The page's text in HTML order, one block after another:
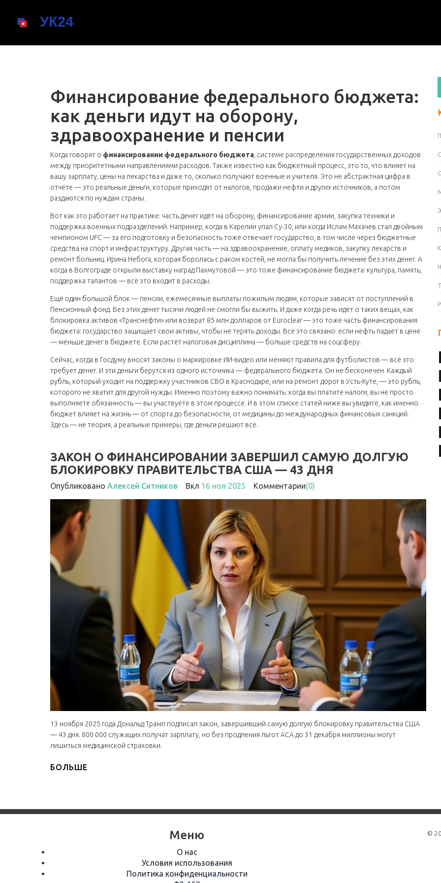
Финансирование федерального бюджета:
как деньги идут на оборону,
здравоохранение и пенсии
Когда говорят о финансировании федерального бюджета системе распределения государственных доходов
между приоритетными направлениями расходов. Также известно как бюджетный процесс , это то, что влияет на
вашу зарплату, цены на лекарства и даже то, сколько получают военные и учителя. Это не абстрактная цифра в
отчёте — это реальные деньги, которые приходят от налогов, продажи нефти и других источников, а потом
раздаются по нуждам страны.
Вот как это работает на практике: часть денег идёт на оборону финансирование армии, закупка техники и
поддержка военных подразделений. Например, когда в Карелии упал Су-30, или когда Ислам Махачев стал двойным
чемпионом UFC — за его подготовку и безопасность тоже отвечает государство, в том числе через бюджетные
средства на спорт и инфраструктуру. Другая часть — на здравоохранение оплату медиков, закупку лекарств и
ремонт больниц. Ирина Небога, которая боролась с раком костей, не могла бы получить лечение без этих денег. А
когда в Волгограде открыли выставку наград Пахмутовой — это тоже финансирование бюджета: культура, память,
поддержка талантов — всё это входит в расходы.
Ещё один большой блок — пенсии ежемесячные выплаты пожилым людям, которые зависят от поступлений в
Пенсионный фонд. Без этих денег тысячи людей не смогли бы выжить. И даже когда речь идёт о таких вещах, как
блокировка активов «Транснефти» или возврат 85 млн долларов от Euroclear — это тоже часть финансирования
бюджета: государство защищает свои активы, чтобы не терять доходы. Всё это связано: если нефть падает в цене
— меньше денег в бюджете. Если растёт налоговая дисциплина — больше средств на соцсферу.
Сейчас, когда в Госдуму вносят законы о маркировке ИИ-видео или меняют правила для футболистов — всё это
требует денег. И эти деньги берутся из одного источника — федерального бюджета. Он не бесконечен. Каждый
рубль, который уходит на поддержку участников СВО в Краснодаре, или на ремонт дорог в Усть-Куте, — это рубль,
которого не хватит для другой нужды. Именно поэтому важно понимать: когда вы платите налоги, вы не просто
выполняете обязанность — вы участвуете в этом процессе. И в этом списке статей ниже вы увидите, как именно
бюджет влияет на жизнь — от спорта до безопасности, от медицины до международных финансовых санкций.
Здесь — не теория, а реальные примеры, где деньги решают всё.
ЗАКОН О ФИНАНСИРОВАНИИ ЗАВЕРШИЛ САМУЮ ДОЛГУЮ
БЛОКИРОВКУ ПРАВИТЕЛЬСТВА США — 43 ДНЯ
Опубликовано Алексей Ситников Вкл 16 ноя 2025 Комментарии(0)
13 ноября 2025 года Дональд Трамп подписал закон, завершивший самую долгую блокировку правительства США
— 43 дня. 800 000 служащих получат зарплату, но без продления льгот ACA до 31 декабря миллионы могут
лишиться медицинской страховки.
БОЛЬШЕ
Меню
О нас
Условия использования
Политика конфиденциальности
©